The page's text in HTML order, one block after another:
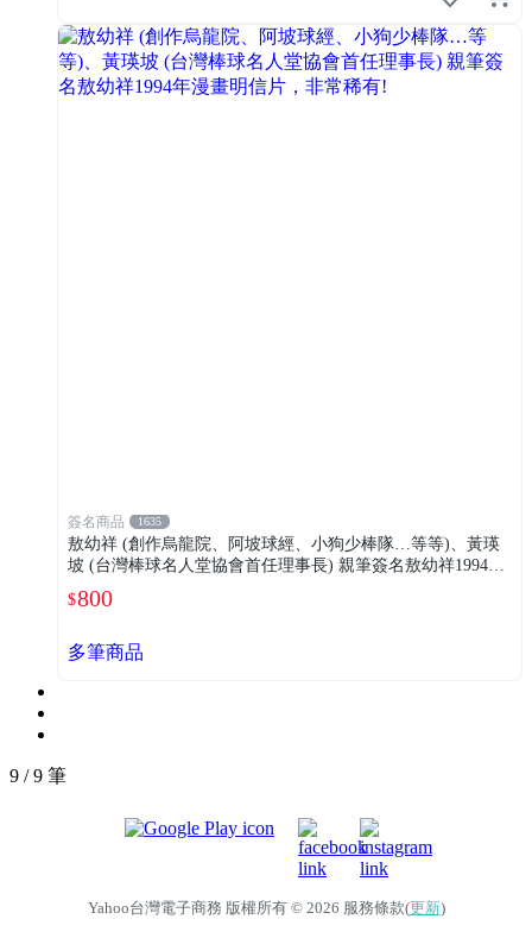
簽名商品 1635
敖幼祥 (創作烏龍院、阿坡球經、小狗少棒隊…等等)、黃瑛
坡 (台灣棒球名人堂協會首任理事長) 親筆簽名敖幼祥1994年
$800
多筆商品
9 / 9 筆
Yahoo台灣電子商務 版權所有 © 2026 服務條款(更新)